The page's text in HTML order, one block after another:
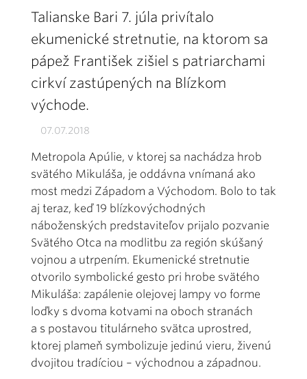
Talianske Bari 7. júla privítalo
ekumenické stretnutie, na ktorom sa
pápež František zišiel s patriarchami
cirkví zastúpených na Blízkom
východe.
07.07.2018
Metropola Apúlie, v ktorej sa nachádza hrob
svätého Mikuláša, je oddávna vnímaná ako
most medzi Západom a Východom. Bolo to tak
aj teraz, keď 19 blízkovýchodných
náboženských predstaviteľov prijalo pozvanie
Svätého Otca na modlitbu za región skúšaný
vojnou a utrpením. Ekumenické stretnutie
otvorilo symbolické gesto pri hrobe svätého
Mikuláša: zapálenie olejovej lampy vo forme
loďky s dvoma kotvami na oboch stranách
a s postavou titulárneho svätca uprostred,
ktorej plameň symbolizuje jedinú vieru, živenú
dvojitou tradíciou – východnou a západnou.